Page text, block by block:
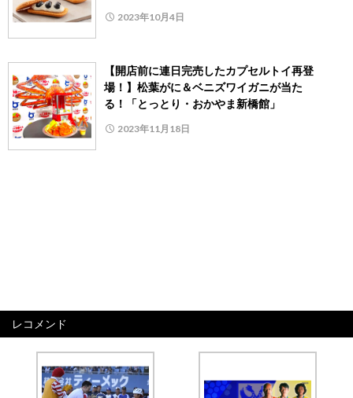
2023年10月4日
【開店前に連日完売したカプセルトイ再登
場！】松葉がに＆ベニズワイガニが当た
る！「とっとり・おかやま新橋館」
2023年11月18日
レコメンド